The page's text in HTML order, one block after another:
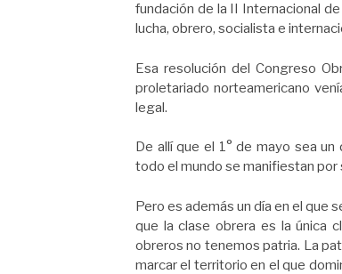
fundación de la II Internacional
lucha, obrero, socialista e
Esa resolución del Congreso
proletariado norteamericano
legal.
De allí que el 1° de mayo sea
todo el mundo se manifiestan
Pero es además un día en el que
que la clase obrera es la única
obreros no tenemos patria. La
marcar el territorio en el que